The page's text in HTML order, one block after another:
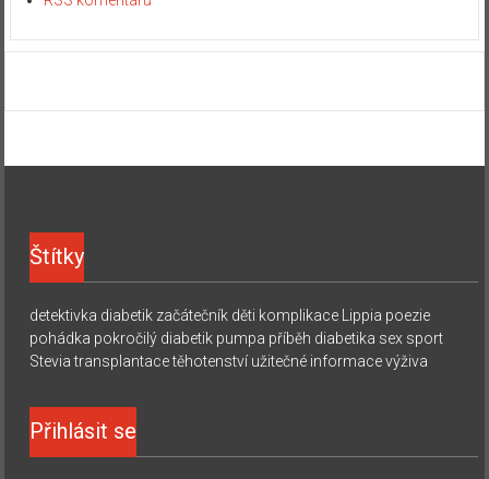
Štítky
detektivka diabetik začátečník děti komplikace Lippia poezie
pohádka pokročilý diabetik pumpa příběh diabetika sex sport
Stevia transplantace těhotenství užitečné informace výživa
Přihlásit se